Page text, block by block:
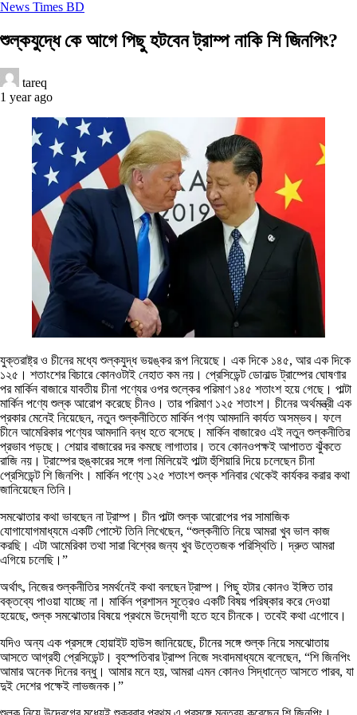
News Times BD
শুল্কযুদ্ধে কে আগে পিছু হটবেন ট্রাম্প নাকি শি জিনপিং?
tareq
1 year ago
যুক্তরাষ্ট্র ও চীনের মধ্যে শুল্কযুদ্ধ ভয়ঙ্কর রূপ নিয়েছে। এক দিকে ১৪৫, আর এক দিকে
১২৫। শতাংশের বিচারে কোনওটাই নেহাত কম নয়। প্রেসিডেন্ট ডোনাল্ড ট্রাম্পের ঘোষণার
পর মার্কিন বাজারে যাবতীয় চীনা পণ্যের ওপর শুল্কের পরিমাণ ১৪৫ শতাংশ হয়ে গেছে। পাল্টা
মার্কিন পণ্যে শুল্ক আরোপ করেছে চীনও। তার পরিমাণ ১২৫ শতাংশ। চীনের অর্থমন্ত্রী এক
প্রকার মেনেই নিয়েছেন, নতুন শুল্কনীতিতে মার্কিন পণ্য আমদানি কার্যত অসম্ভব। ফলে
চীনে আমেরিকার পণ্যের আমদানি বন্ধ হতে বসেছে। মার্কিন বাজারেও এই নতুন শুল্কনীতির
প্রভাব পড়ছে। শেয়ার বাজারের দর কমছে লাগাতার। তবে কোনওপক্ষই আপাতত ঝুঁকতে
রাজি নয়। ট্রাম্পের হুঙ্কারের সঙ্গে গলা মিলিয়েই পাল্টা হুঁশিয়ারি দিয়ে চলেছেন চীনা
প্রেসিডেন্ট শি জিনপিং। মার্কিন পণ্যে ১২৫ শতাংশ শুল্ক শনিবার থেকেই কার্যকর করার কথা
জানিয়েছেন তিনি।
সমঝোতার কথা ভাবছেন না ট্রাম্প। চীন পাল্টা শুল্ক আরোপের পর সামাজিক
যোগাযোগমাধ্যমে একটি পোস্টে তিনি লিখেছেন, “শুল্কনীতি নিয়ে আমরা খুব ভাল কাজ
করছি। এটা আমেরিকা তথা সারা বিশ্বের জন্য খুব উত্তেজক পরিস্থিতি। দ্রুত আমরা
এগিয়ে চলেছি।”
অর্থাৎ, নিজের শুল্কনীতির সমর্থনেই কথা বলছেন ট্রাম্প। পিছু হটার কোনও ইঙ্গিত তার
বক্তব্যে পাওয়া যাচ্ছে না। মার্কিন প্রশাসন সূত্রেও একটি বিষয় পরিষ্কার করে দেওয়া
হয়েছে, শুল্ক সমঝোতার বিষয়ে প্রথমে উদ্যোগী হতে হবে চীনকে। তবেই কথা এগোবে।
যদিও অন্য এক প্রসঙ্গে হোয়াইট হাউস জানিয়েছে, চীনের সঙ্গে শুল্ক নিয়ে সমঝোতায়
আসতে আগ্রহী প্রেসিডেন্ট। বৃহস্পতিবার ট্রাম্প নিজে সংবাদমাধ্যমে বলেছেন, “শি জিনপিং
আমার অনেক দিনের বন্ধু। আমার মনে হয়, আমরা এমন কোনও সিদ্ধান্তে আসতে পারব, যা
দুই দেশের পক্ষেই লাভজনক।”